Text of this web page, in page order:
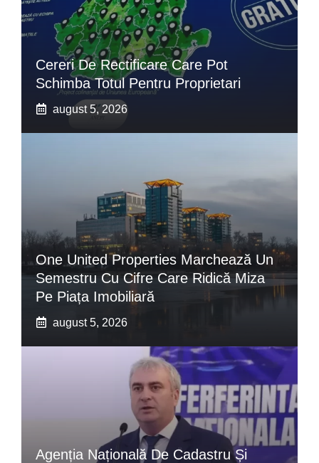
Cereri De Rectificare Care Pot
Schimba Totul Pentru Proprietari
august 5, 2026
One United Properties Marchează Un
Semestru Cu Cifre Care Ridică Miza
Pe Piața Imobiliară
august 5, 2026
Agenția Națională De Cadastru Și